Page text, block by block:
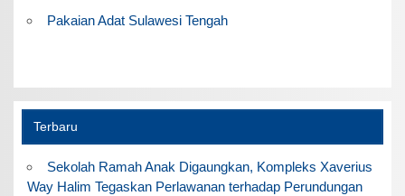
Pakaian Adat Sulawesi Tengah
Terbaru
Sekolah Ramah Anak Digaungkan, Kompleks Xaverius
Way Halim Tegaskan Perlawanan terhadap Perundungan